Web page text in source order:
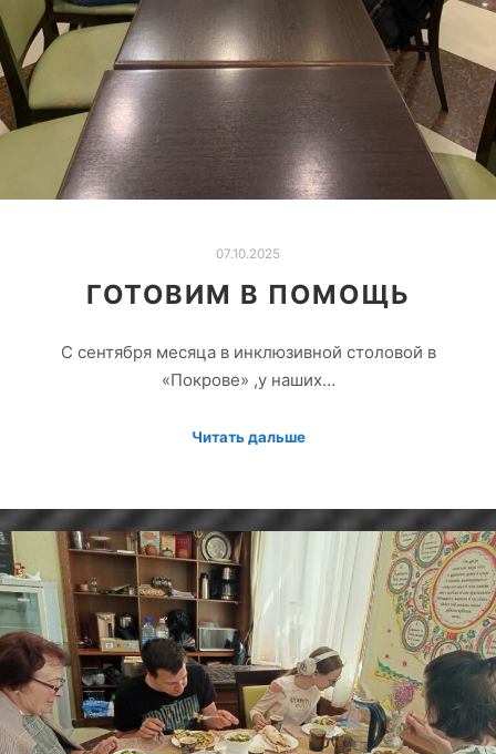
07.10.2025
ГОТОВИМ В ПОМОЩЬ
С сентября месяца в инклюзивной столовой в
«Покрове» ,у наших…
Читать дальше